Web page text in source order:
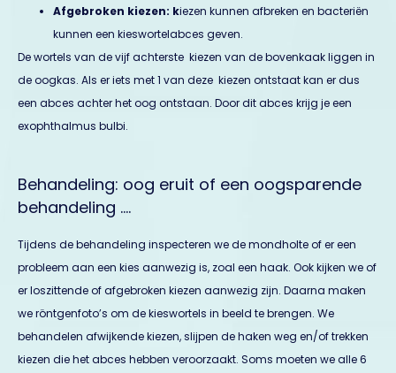
Afgebroken kiezen: kiezen kunnen afbreken en bacteriën
kunnen een kieswortelabces geven.
De wortels van de vijf achterste kiezen van de bovenkaak liggen in
de oogkas. Als er iets met 1 van deze kiezen ontstaat kan er dus
een abces achter het oog ontstaan. Door dit abces krijg je een
exophthalmus bulbi.
Behandeling: oog eruit of een oogsparende
behandeling ….
Tijdens de behandeling inspecteren we de mondholte of er een
probleem aan een kies aanwezig is, zoal een haak. Ook kijken we of
er loszittende of afgebroken kiezen aanwezig zijn. Daarna maken
we röntgenfoto’s om de kieswortels in beeld te brengen. We
behandelen afwijkende kiezen, slijpen de haken weg en/of trekken
kiezen die het abces hebben veroorzaakt. Soms moeten we alle 6